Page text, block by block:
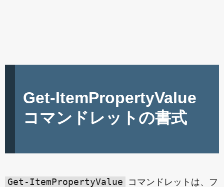
Get-ItemPropertyValue
コマンドレットの書式
Get-ItemPropertyValue
コマンドレットは、フ